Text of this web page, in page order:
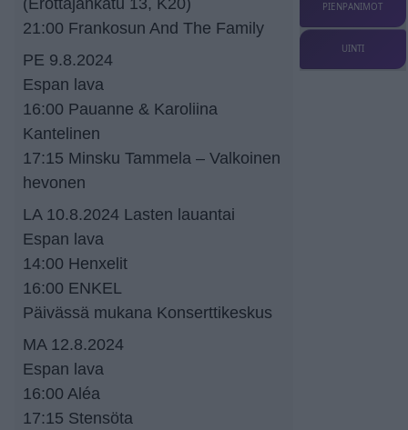
21:00 Frankosun And The Family
PE 9.8.2024
Espan lava
16:00 Pauanne & Karoliina
Kantelinen
17:15 Minsku Tammela – Valkoinen
hevonen
LA 10.8.2024 Lasten lauantai
Espan lava
14:00 Henxelit
16:00 ENKEL
Päivässä mukana Konserttikeskus
MA 12.8.2024
Espan lava
16:00 Aléa
17:15 Stensöta
PIENPANIMOT
UINTI